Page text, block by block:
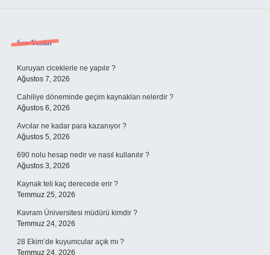
Sidebar
Son Yazılar
Kuruyan ciceklerle ne yapılır ?
Ağustos 7, 2026
Cahiliye döneminde geçim kaynakları nelerdir ?
Ağustos 6, 2026
Avcılar ne kadar para kazanıyor ?
Ağustos 5, 2026
690 nolu hesap nedir ve nasıl kullanılır ?
Ağustos 3, 2026
Kaynak teli kaç derecede erir ?
Temmuz 25, 2026
Kavram Üniversitesi müdürü kimdir ?
Temmuz 24, 2026
28 Ekim’de kuyumcular açık mı ?
Temmuz 24, 2026